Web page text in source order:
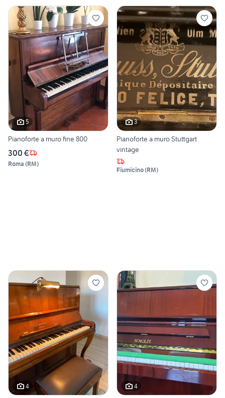
5
Pianoforte a muro fine 800
300 €
Roma (RM)
3
Pianoforte a muro Stuttgart
vintage
Fiumicino(RM)
4 4